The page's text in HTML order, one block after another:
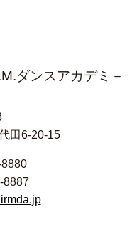
ダンスアカデミ－
田6-20-15
8880
8887